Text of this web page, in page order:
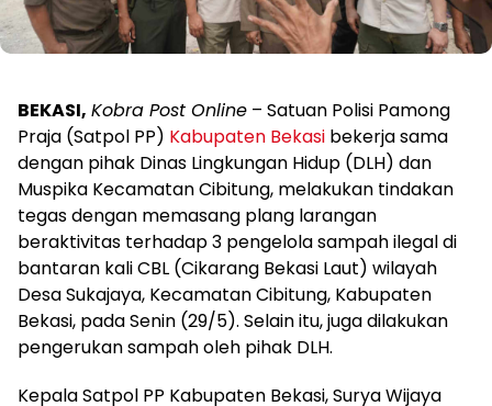
BEKASI, Kobra Post Online – Satuan Polisi Pamong
Praja (Satpol PP) Kabupaten Bekasi bekerja sama
dengan pihak Dinas Lingkungan Hidup (DLH) dan
Muspika Kecamatan Cibitung, melakukan tindakan
tegas dengan memasang plang larangan
beraktivitas terhadap 3 pengelola sampah ilegal di
bantaran kali CBL (Cikarang Bekasi Laut) wilayah
Desa Sukajaya, Kecamatan Cibitung, Kabupaten
Bekasi, pada Senin (29/5). Selain itu, juga dilakukan
pengerukan sampah oleh pihak DLH.
Kepala Satpol PP Kabupaten Bekasi, Surya Wijaya